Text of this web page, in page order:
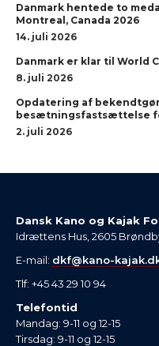
Danmark hentede to
Montreal, Canada 2026
14. juli 2026
Danmark er klar til World
8. juli 2026
Opdatering af
besætningsfastsættelse
2. juli 2026
Dansk Kano og Kajak
Idrættens Hus, 2605
E-mail: dkf@kano-
Tlf: +45 43 29 10 94
Telefontid
Mandag: 9-11 og 12-15
Tirsdag: 9-11 og 12-15